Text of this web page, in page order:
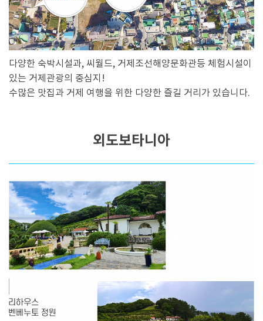
다양한 숙박시설과, 씨월드, 거제조선해양문화관등 체험시설이
있는 거제관광의 중심지!
수많은 맛집과 거제 여행을 위한 다양한 즐길 거리가 있습니다.
외도보타니아